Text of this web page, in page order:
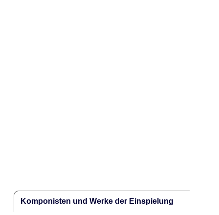
Komponisten und Werke der Einspielung